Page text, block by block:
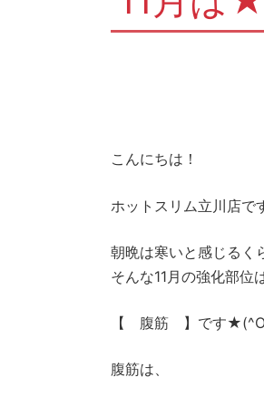
こんにちは！
ホットスリム立川店で
朝晩は寒いと感じるく
そんな11月の強化部位
【 腹筋 】です
腹筋は、